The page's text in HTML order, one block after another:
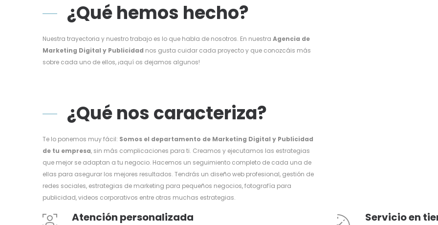
¿Qué hemos hecho?
Nuestra trayectoria y nuestro trabajo es lo que habla de nosotros. En nuestra Agencia de
Marketing Digital y Publicidad nos gusta cuidar cada proyecto y que conozcáis más
sobre cada uno de ellos, ¡aquí os dejamos algunos!
¿Qué nos caracteriza?
Te lo ponemos muy fácil: Somos el departamento de Marketing Digital y Publicidad
de tu empresa, sin más complicaciones para ti. Creamos y ejecutamos las estrategias
que mejor se adaptan a tu negocio. Hacemos un seguimiento completo de cada una de
ellas para asegurar los mejores resultados. Tendrás un diseño web profesional, gestión de
redes sociales, estrategias de marketing para pequeños negocios, fotografía para
publicidad, videos corporativos entre otras muchas estrategias.
Atención personalizada Servicio en